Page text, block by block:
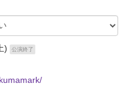
) 公演終了